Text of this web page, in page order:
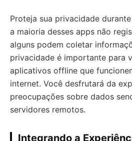
Proteja sua privacidade
a maioria desses apps não
alguns podem coletar
privacidade é importante para
aplicativos offline que
internet. Você desfrutará da
preocupações sobre dados
servidores remotos.
Integrando a